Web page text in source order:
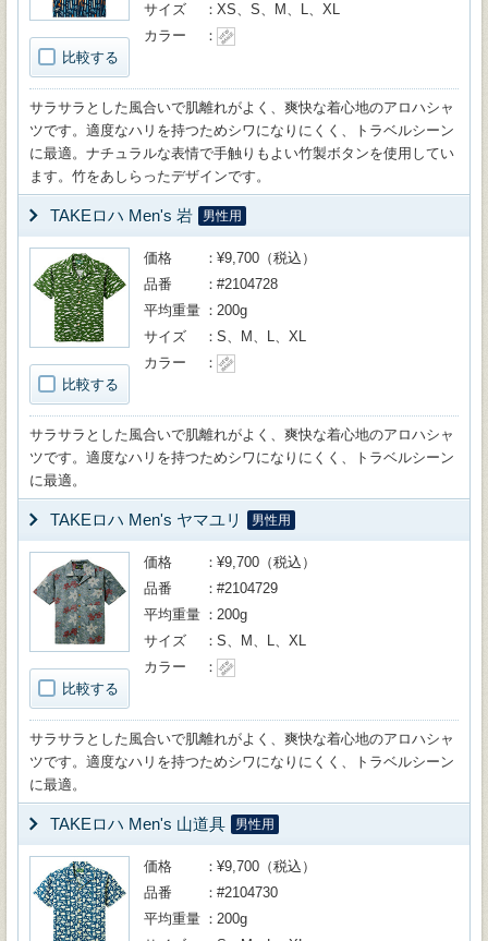
比較する
サイズ
XS、S、M、L、XL
カラー
サラサラとした風合いで肌離れがよく、爽快な着心地のアロハシャ
ツです。適度なハリを持つためシワになりにくく、トラベルシーン
に最適。ナチュラルな表情で手触りもよい竹製ボタンを使用してい
ます。竹をあしらったデザインです。
TAKEロハ Men's 岩 男性用
比較する
価格
¥9,700（税込）
品番
#2104728
平均重量
200g
サイズ
S、M、L、XL
カラー
サラサラとした風合いで肌離れがよく、爽快な着心地のアロハシャ
ツです。適度なハリを持つためシワになりにくく、トラベルシーン
に最適。
TAKEロハ Men's ヤマユリ 男性用
比較する
価格
¥9,700（税込）
品番
#2104729
平均重量
200g
サイズ
S、M、L、XL
カラー
サラサラとした風合いで肌離れがよく、爽快な着心地のアロハシャ
ツです。適度なハリを持つためシワになりにくく、トラベルシーン
に最適。
TAKEロハ Men's 山道具 男性用
価格
¥9,700（税込）
品番
#2104730
平均重量
200g